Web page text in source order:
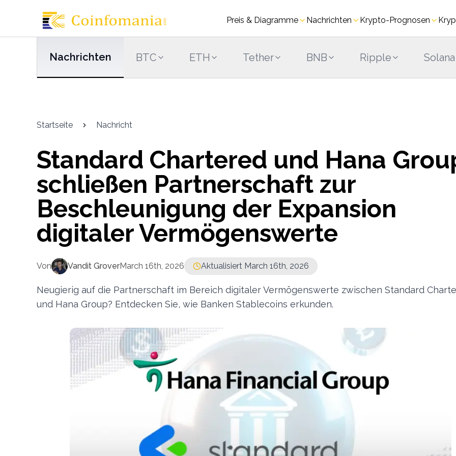
Preis & Diagramme Nachrichten Krypto-Prognosen
Nachrichten BTC ETH Tether BNB Ripple Solana
Startseite Nachricht
Standard Chartered und Hana
schließen Partnerschaft zur
Beschleunigung der Expansion
digitaler Vermögenswerte
Von Vandit GroverMarch 16th, 2026 Aktualisiert March 16th, 2026
Neugierig auf die Partnerschaft im Bereich digitaler Vermögenswerte zwischen Standard
und Hana Group? Entdecken Sie, wie Banken Stablecoins erkunden.